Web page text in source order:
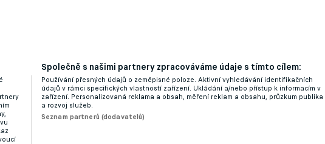
a bude naplno řídit Zlín v lize
Společně s našimi partnery zpracováváme údaje s tímto cílem:
Používání přesných údajů o zeměpisné poloze. Aktivní vyhledávání identifikačních
údajů v rámci specifických vlastností zařízení. Ukládání a/nebo přístup k informacím v
zařízení. Personalizovaná reklama a obsah, měření reklam a obsahu, průzkum publika
a rozvoj služeb.
Seznam partnerů (dodavatelů)